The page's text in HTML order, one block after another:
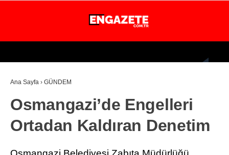
23.8
İSTANBUL
GÜNDEM
EKONOMİ
DÜNYA
Ana Sayfa › GÜNDEM
Osmangazi’de Engelleri
Ortadan Kaldıran Denetim